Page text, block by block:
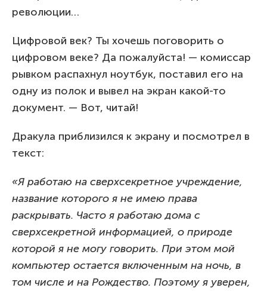
революции…
Цифровой век? Ты хочешь поговорить о
цифровом веке? Да пожалуйста! — комиссар
рывком распахнул ноутбук, поставил его на
одну из полок и вывел на экран какой-то
документ. — Вот, читай!
Дракула приблизился к экрану и посмотрел в
текст:
«Я работаю на сверхсекретное учреждение,
название которого я не имею права
раскрывать. Часто я работаю дома с
сверхсекретной информацией, о природе
которой я не могу говорить. При этом мой
компьютер остается включенным на ночь, в
том числе и на Рождество. Поэтому я уверен,